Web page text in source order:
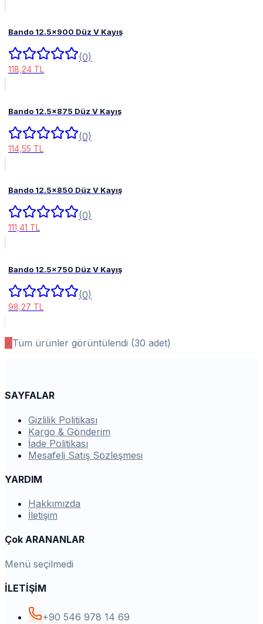
Bando 12.5x900 Düz V Kayış
(0)
118,24 TL
Bando 12.5x875 Düz V Kayış
(0)
114,55 TL
Bando 12.5x850 Düz V Kayış
(0)
111,41 TL
Bando 12.5x750 Düz V Kayış
(0)
98,27 TL
✓Tüm ürünler görüntülendi (30 adet)
SAYFALAR
Gizlilik Politikası
Kargo & Gönderim
İade Politikası
Mesafeli Satış Sözleşmesi
YARDIM
Hakkımızda
İletişim
Çok ARANANLAR
Menü seçilmedi
İLETİŞİM
+90 546 978 14 69